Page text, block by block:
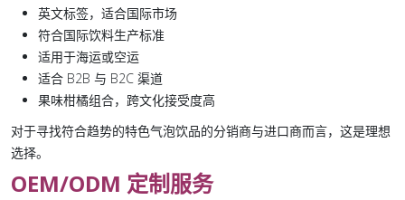
英文标签，适合国际市场
符合国际饮料生产标准
适用于海运或空运
适合 B2B 与 B2C 渠道
果味柑橘组合，跨文化接受度高
对于寻找符合趋势的特色气泡饮品的分销商与进口商而言，这是理想
选择。
OEM/ODM 定制服务